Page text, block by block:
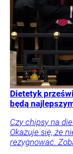
Dietetyk
będą
Czy chipsy na
Okazuje się, że
rezygnować.